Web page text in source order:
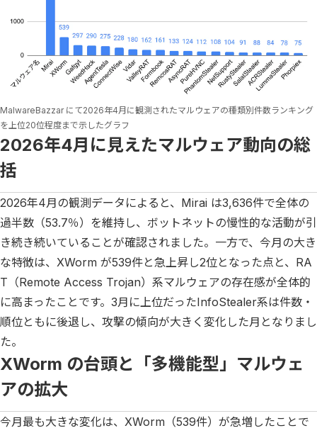
MalwareBazzar にて2026年4月に観測されたマルウェアの種類別件数ランキング
を上位20位程度まで示したグラフ
2026年4月に見えたマルウェア動向の総
括
2026年4月の観測データによると、Mirai は3,636件で全体の
過半数（53.7％）を維持し、ボットネットの慢性的な活動が引
き続き続いていることが確認されました。一方で、今月の大き
な特徴は、XWorm が539件と急上昇し2位となった点と、RA
T（Remote Access Trojan）系マルウェアの存在感が全体的
に高まったことです。3月に上位だったInfoStealer系は件数・
順位ともに後退し、攻撃の傾向が大きく変化した月となりまし
た。
XWorm の台頭と「多機能型」マルウェ
アの拡大
今月最も大きな変化は、XWorm（539件）が急増したことで